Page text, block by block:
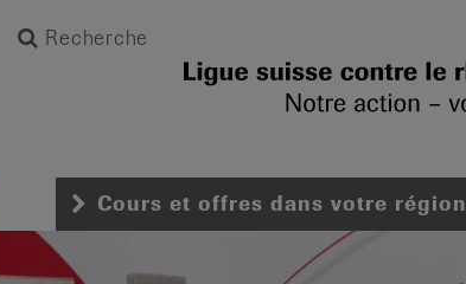
Recherche
Cours et offres dans votre région